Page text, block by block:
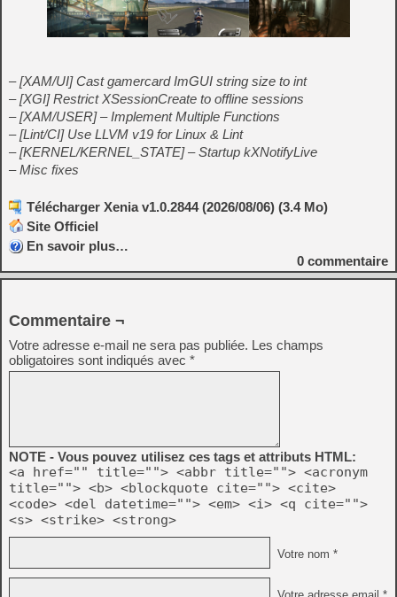
– [XAM/UI] Cast gamercard ImGUI string size to int
– [XGI] Restrict XSessionCreate to offline sessions
– [XAM/USER] – Implement Multiple Functions
– [Lint/CI] Use LLVM v19 for Linux & Lint
– [KERNEL/KERNEL_STATE] – Startup kXNotifyLive
– Misc fixes
Télécharger Xenia v1.0.2844 (2026/08/06) (3.4 Mo)
Site Officiel
En savoir plus…
0 commentaire
Commentaire ¬
Votre adresse e-mail ne sera pas publiée. Les champs
obligatoires sont indiqués avec *
NOTE - Vous pouvez utilisez ces tags et attributs HTML:
<a href="" title=""> <abbr title=""> <acronym
title=""> <b> <blockquote cite=""> <cite>
<code> <del datetime=""> <em> <i> <q cite="">
<s> <strike> <strong>
Votre nom *